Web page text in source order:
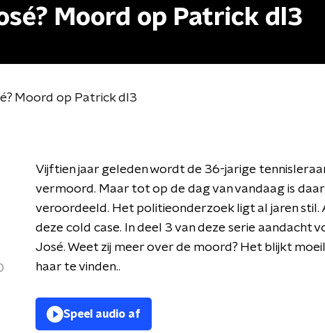
Moord op Patrick dl3
Moord op Patrick dl3
Vijftien jaar geleden wordt de 36-jarige
vermoord. Maar tot op de dag van vandaag is
veroordeeld. Het politieonderzoek ligt al jaren stil.
deze cold case. In deel 3 van deze serie aandacht
José. Weet zij meer over de moord? Het blijkt
haar te vinden..
Speel audio af